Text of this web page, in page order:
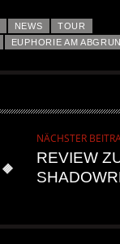
NEWS
TOUR
EUPHORIE AM
NÄCHSTER
REVIEW